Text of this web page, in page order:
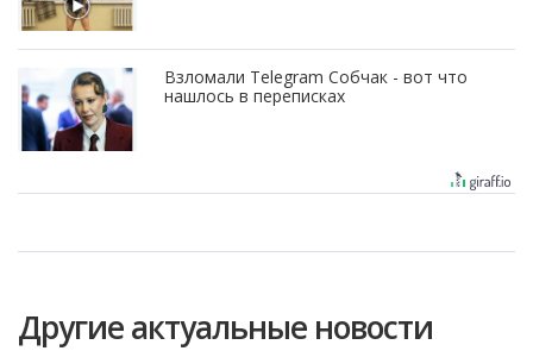
Взломали Telegram Собчак - вот что
нашлось в переписках
Другие актуальные новости